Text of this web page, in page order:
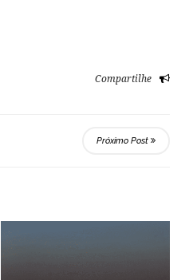
Compartilhe
Próximo Post